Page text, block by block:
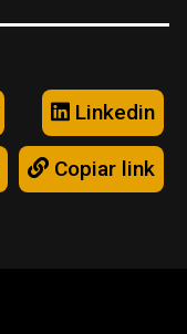
Linkedin
Copiar link